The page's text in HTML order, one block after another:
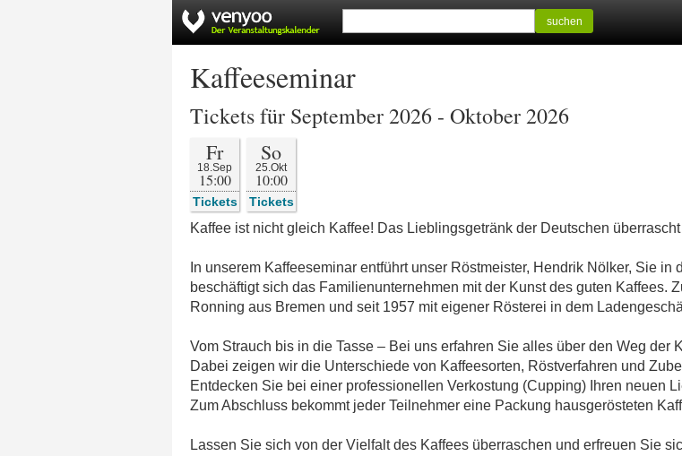
suchen
Kaffeeseminar
Tickets für September 2026 - Oktober 2026
Fr
18.Sep
15:00
Tickets
So
25.Okt
10:00
Tickets
Kaffee ist nicht gleich Kaffee! Das Lieblingsgetränk der Deutschen
In unserem Kaffeeseminar entführt unser Röstmeister, Hendrik Nölker, Sie
beschäftigt sich das Familienunternehmen mit der Kunst des guten Kaffees.
Ronning aus Bremen und seit 1957 mit eigener Rösterei in dem
Vom Strauch bis in die Tasse – Bei uns erfahren Sie alles über den Weg der
Dabei zeigen wir die Unterschiede von Kaffeesorten, Röstverfahren und
Entdecken Sie bei einer professionellen Verkostung (Cupping) Ihren neuen
Zum Abschluss bekommt jeder Teilnehmer eine Packung hausgerösteten
Lassen Sie sich von der Vielfalt des Kaffees überraschen und erfreuen Sie